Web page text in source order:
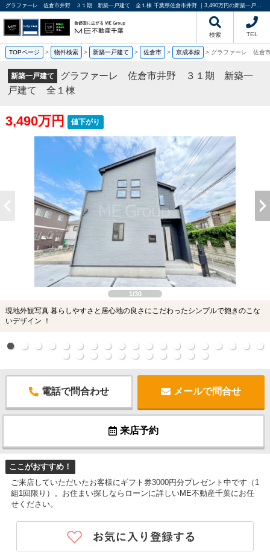
グラファーレ 佐倉市井野 ３１期 新築一戸建て 全１棟 千葉県佐倉市井野 ｜3,490万円の新築一戸建て｜分譲住宅や新築物件｜ME不動産千葉
検索 TEL
TOPページ > 物件検索 > 新築一戸建て > 佐倉市 > 京成本線 > グラファーレ 佐倉
新築一戸建て
グラファーレ 佐倉市井野 ３１期 新築一
戸建て 全１棟
3,490万円 値下がり
1/30
現地外観写真 暮らしやすさと居心地の良さにこだわったシンプルで飽きのこな
いデザイン ！
電話で問合わせ メールで問合せ
来店予約
ここがおすすめ！
ご来店していただいたお客様にギフト券3000円分プレゼント中です（1
組1回限り）。お住まい探しならローンに詳しいME不動産千葉にお任
せください。